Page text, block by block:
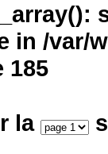
in /var/
185
la